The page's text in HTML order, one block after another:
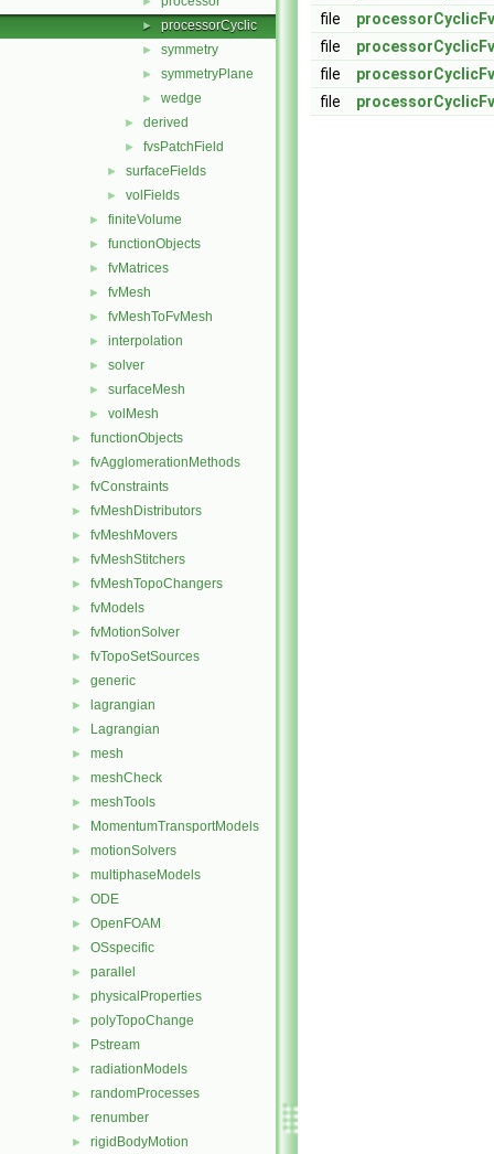
► processorCyclic
► symmetry
► symmetryPlane
► wedge
► derived
► fvsPatchField
► surfaceFields
► volFields
► finiteVolume
► functionObjects
► fvMatrices
► fvMesh
► fvMeshToFvMesh
► interpolation
► solver
► surfaceMesh
► volMesh
► functionObjects
► fvAgglomerationMethods
► fvConstraints
► fvMeshDistributors
► fvMeshMovers
► fvMeshStitchers
► fvMeshTopoChangers
► fvModels
► fvMotionSolver
► fvTopoSetSources
► generic
► lagrangian
► Lagrangian
► mesh
► meshCheck
► meshTools
► MomentumTransportModels
► motionSolvers
► multiphaseModels
► ODE
► OpenFOAM
► OSspecific
► parallel
► physicalProperties
► polyTopoChange
► Pstream
► radiationModels
► randomProcesses
► renumber
► rigidBodyMotion
file
file
file
file